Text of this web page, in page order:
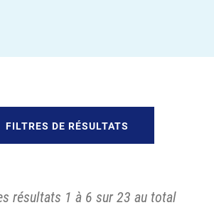
résultats 1 à 6 sur 23 au total
FILTRES DE RÉSULTATS